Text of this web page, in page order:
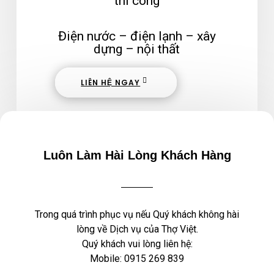
Điện nước – điện lạnh – xây
dựng – nội thất
LIÊN HỆ NGAY
Luôn Làm Hài Lòng Khách Hàng
Trong quá trình phục vụ nếu Quý khách không hài
lòng về Dịch vụ của Thợ Việt.
Quý khách vui lòng liên hệ:
Mobile: 0915 269 839